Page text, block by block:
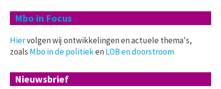
Mbo in Focus
Hiervolgen wij ontwikkelingen en actuele thema's,
zoals Mbo in de politiekenLOB en doorstroom
Nieuwsbrief